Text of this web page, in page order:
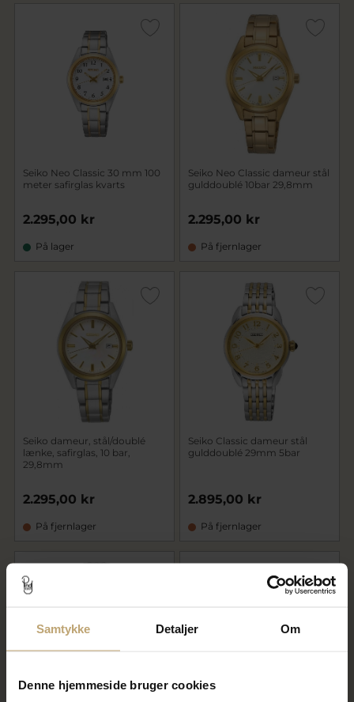
Samtykke Detaljer Om
Denne hjemmeside bruger cookies
Seiko Neo Classic 30 mm 100
meter safirglas kvarts
2.295,00 kr
På lager
Seiko Neo Classic dameur stål
gulddoublé 10bar 29,8mm
2.295,00 kr
På fjernlager
Seiko dameur, stål/doublé
lænke, safirglas, 10 bar,
29,8mm
2.295,00 kr
På fjernlager
Seiko Classic dameur stål
gulddoublé 29mm 5bar
2.895,00 kr
På fjernlager